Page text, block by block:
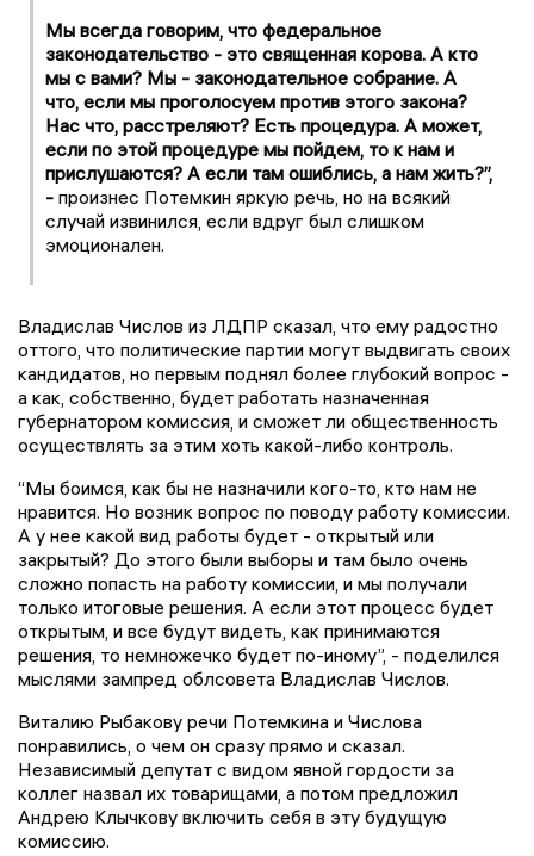
Мы всегда говорим, что федеральное
законодательство - это священная корова. А кто
мы с вами? Мы - законодательное собрание. А
что, если мы проголосуем против этого закона?
Нас что, расстреляют? Есть процедура. А может,
если по этой процедуре мы пойдем, то к нам и
прислушаются? А если там ошиблись, а нам жить?”,
- произнес Потемкин яркую речь, но на всякий
случай извинился, если вдруг был слишком
эмоционален.
Владислав Числов из ЛДПР сказал, что ему радостно
оттого, что политические партии могут выдвигать своих
кандидатов, но первым поднял более глубокий вопрос -
а как, собственно, будет работать назначенная
губернатором комиссия, и сможет ли общественность
осуществлять за этим хоть какой-либо контроль.
“Мы боимся, как бы не назначили кого-то, кто нам не
нравится. Но возник вопрос по поводу работу комиссии.
А у нее какой вид работы будет - открытый или
закрытый? До этого были выборы и там было очень
сложно попасть на работу комиссии, и мы получали
только итоговые решения. А если этот процесс будет
открытым, и все будут видеть, как принимаются
решения, то немножечко будет по-иному”, - поделился
мыслями зампред облсовета Владислав Числов.
Виталию Рыбакову речи Потемкина и Числова
понравились, о чем он сразу прямо и сказал.
Независимый депутат с видом явной гордости за
коллег назвал их товарищами, а потом предложил
Андрею Клычкову включить себя в эту будущую
комиссию.